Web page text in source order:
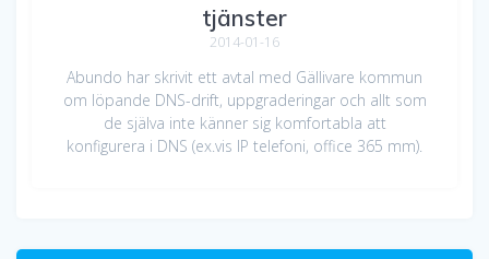
tjänster
2014-01-16
Abundo har skrivit ett avtal med Gällivare kommun
om löpande DNS-drift, uppgraderingar och allt som
de själva inte känner sig komfortabla att
konfigurera i DNS (ex.vis IP telefoni, office 365 mm).